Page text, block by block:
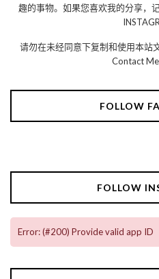
趣的事物。如果您喜欢我的分享，
请勿在未经同意下复制和使用本站
Contact Me
FOLLOW
FOLLOW
Error: (#200) Provide valid app ID